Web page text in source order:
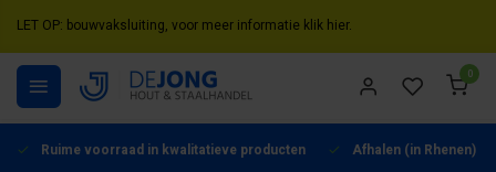
LET OP: bouwvaksluiting, voor meer informatie klik hier.
0
Ruime voorraad in kwalitatieve producten Afhalen (in Rhenen)